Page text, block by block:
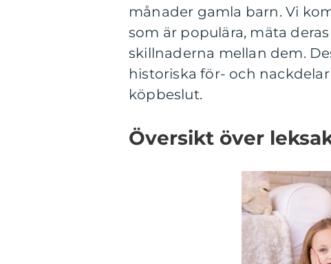
månader gamla barn. Vi
som är populära, mäta
skillnaderna mellan dem.
historiska för- och
köpbeslut.
Översikt över